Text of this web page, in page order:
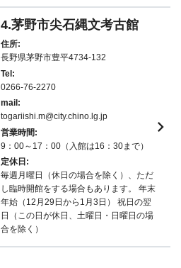
4.茅野市尖石縄文考古館
住所:
長野県茅野市豊平4734-132
Tel:
0266-76-2270
mail:
togariishi.m@city.chino.lg.jp
営業時間:
9：00～17：00（入館は16：30まで）
定休日:
毎週月曜日（休日の場合を除く）、ただ
し臨時開館をする場合もあります。 年末
年始（12月29日から1月3日） 祝日の翌
日（この日が休日、土曜日・日曜日の場
合を除く）
keyboard_arrow_right